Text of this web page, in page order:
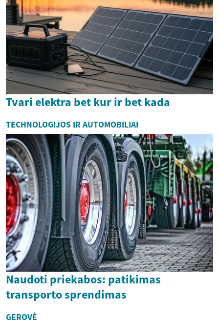
Tvari elektra bet kur ir bet kada
TECHNOLOGIJOS IR AUTOMOBILIAI
Naudoti priekabos: patikimas
transporto sprendimas
GEROVĖ